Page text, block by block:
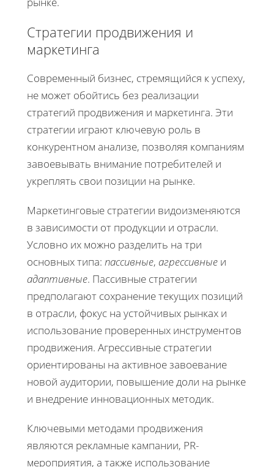
Стратегии продвижения и
маркетинга
Современный бизнес, стремящийся к успеху,
не может обойтись без реализации
стратегий продвижения и маркетинга. Эти
стратегии играют ключевую роль в
конкурентном анализе, позволяя компаниям
завоевывать внимание потребителей и
укреплять свои позиции на рынке.
Маркетинговые стратегии видоизменяются
в зависимости от продукции и отрасли.
Условно их можно разделить на три
основных типа: пассивные, агрессивные и
адаптивные. Пассивные стратегии
предполагают сохранение текущих позиций
в отрасли, фокус на устойчивых рынках и
использование проверенных инструментов
продвижения. Агрессивные стратегии
ориентированы на активное завоевание
новой аудитории, повышение доли на рынке
и внедрение инновационных методик.
Ключевыми методами продвижения
являются рекламные кампании, PR-
мероприятия, а также использование